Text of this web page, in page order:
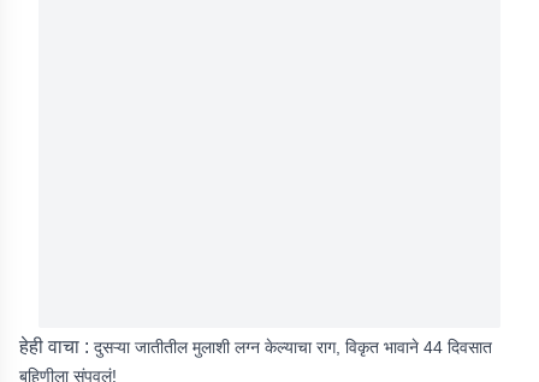
हेही वाचा : दुसऱ्या जातीतील मुलाशी लग्न केल्याचा राग, विकृत भावाने 44 दिवसात
बहिणीला संपवलं!